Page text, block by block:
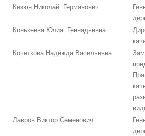
Кизюн Николай Германович
Конькеева Юлия Геннадьевна
Кочеткова Надежда Васильевна
Лавров Виктор Семенович